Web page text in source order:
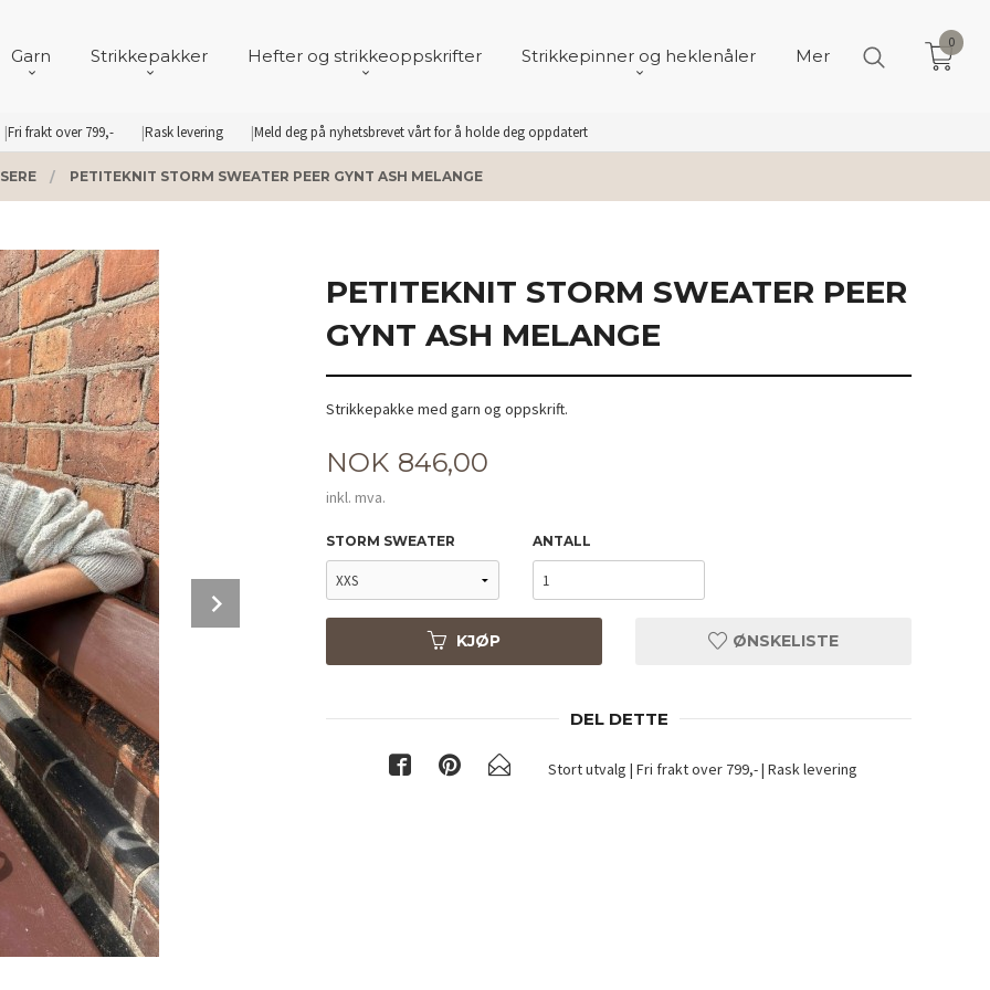
Fri frakt over 799,- Rask levering Meld deg på nyhetsbrevet vårt for å holde deg oppdatert
Garn Strikkepakker Hefter og strikkeoppskrifter Strikkepinner og heklenåler Mer
0
PETITEKNIT STORM SWEATER PEER GYNT ASH MELANGE
PETITEKNIT STORM SWEATER PEER
GYNT ASH MELANGE
Strikkepakke med garn og oppskrift.
Pris
NOK 846,00
inkl. mva.
STORM SWEATER ANTALL
KJØP ØNSKELISTE
DEL DETTE
Stort utvalg | Fri frakt over 799,- | Rask levering